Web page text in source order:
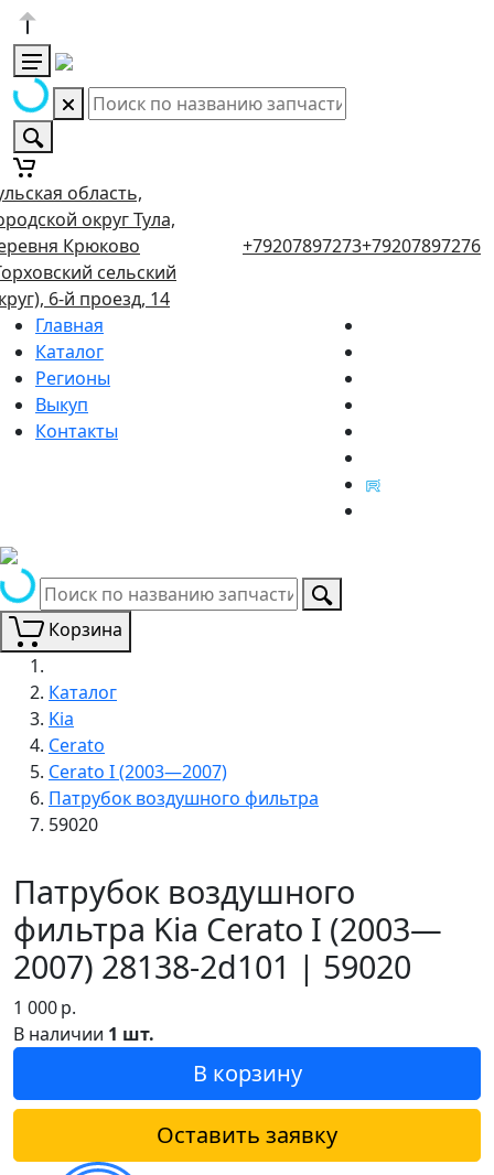
область,
округ Тула,
Крюково
сельский
6-й проезд, 14
+79207897273+79207897276
Главная
Каталог
Регионы
Выкуп
Контакты
Корзина
Каталог
Kia
Cerato
Cerato I (2003—2007)
Патрубок воздушного фильтра
59020
Патрубок воздушного
фильтра Kia Cerato I (2003—
2007) 28138-2d101 | 59020
1 000р.
В наличии 1 шт.
В корзину
Оставить заявку